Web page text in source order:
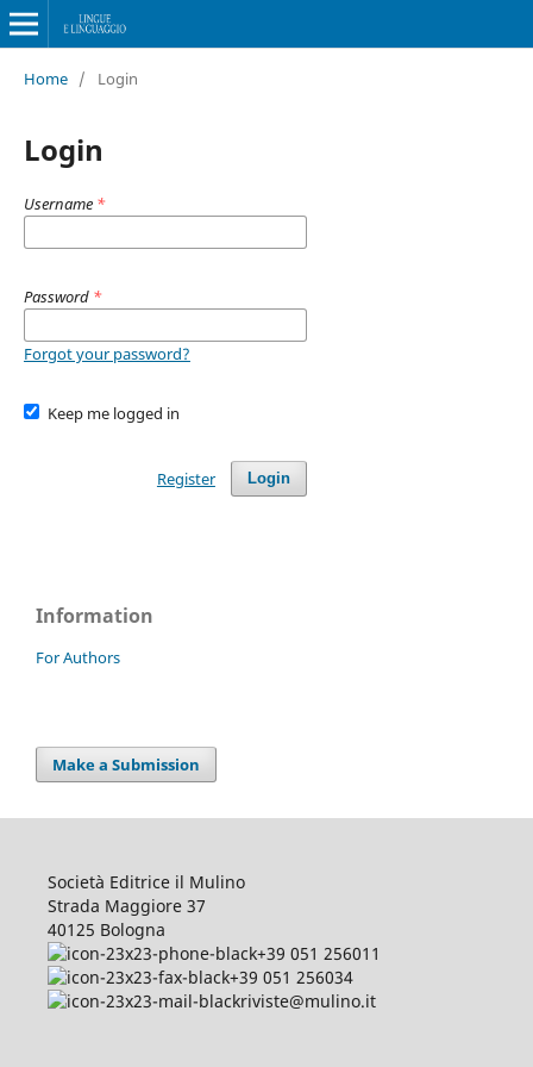
Home / Login
Login
Username *
Password *
Forgot your password?
Keep me logged in
Login
Register
Information
For Authors
Make a Submission
Società Editrice il Mulino
Strada Maggiore 37
40125 Bologna
+39 051 256011
+39 051 256034
riviste@mulino.it